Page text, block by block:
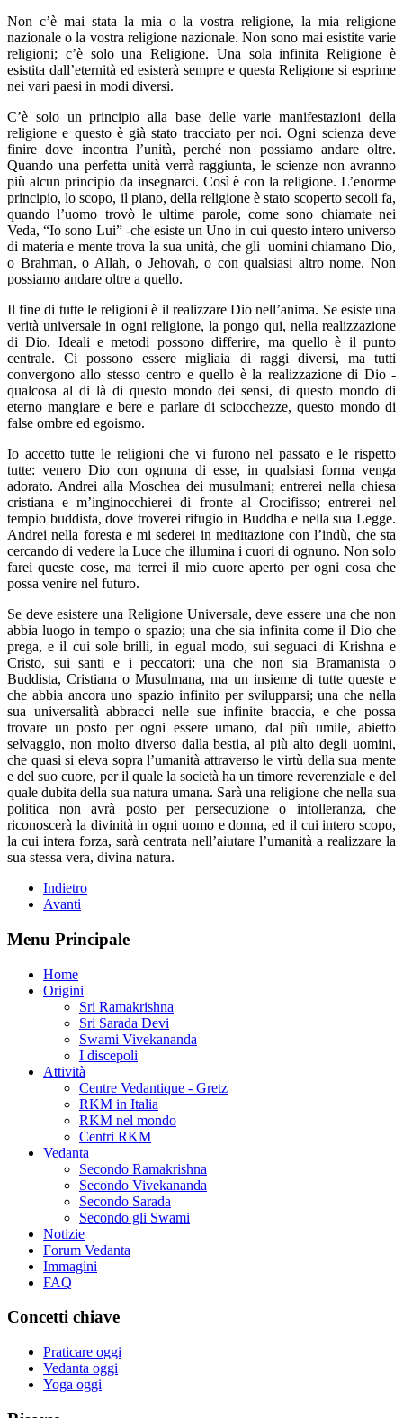
Non c’è mai stata la mia o la vostra religione, la mia religione
nazionale o la vostra religione nazionale. Non sono mai esistite varie
religioni; c’è solo una Religione. Una sola infinita Religione è
esistita dall’eternità ed esisterà sempre e questa Religione si esprime
nei vari paesi in modi diversi.
C’è solo un principio alla base delle varie manifestazioni della
religione e questo è già stato tracciato per noi. Ogni scienza deve
finire dove incontra l’unità, perché non possiamo andare oltre.
Quando una perfetta unità verrà raggiunta, le scienze non avranno
più alcun principio da insegnarci. Così è con la religione. L’enorme
principio, lo scopo, il piano, della religione è stato scoperto secoli fa,
quando l’uomo trovò le ultime parole, come sono chiamate nei
Veda, “Io sono Lui” -che esiste un Uno in cui questo intero universo
di materia e mente trova la sua unità, che gli uomini chiamano Dio,
o Brahman, o Allah, o Jehovah, o con qualsiasi altro nome. Non
possiamo andare oltre a quello.
Il fine di tutte le religioni è il realizzare Dio nell’anima. Se esiste una
verità universale in ogni religione, la pongo qui, nella realizzazione
di Dio. Ideali e metodi possono differire, ma quello è il punto
centrale. Ci possono essere migliaia di raggi diversi, ma tutti
convergono allo stesso centro e quello è la realizzazione di Dio -
qualcosa al di là di questo mondo dei sensi, di questo mondo di
eterno mangiare e bere e parlare di sciocchezze, questo mondo di
false ombre ed egoismo.
Io accetto tutte le religioni che vi furono nel passato e le rispetto
tutte: venero Dio con ognuna di esse, in qualsiasi forma venga
adorato. Andrei alla Moschea dei musulmani; entrerei nella chiesa
cristiana e m’inginocchierei di fronte al Crocifisso; entrerei nel
tempio buddista, dove troverei rifugio in Buddha e nella sua Legge.
Andrei nella foresta e mi sederei in meditazione con l’indù, che sta
cercando di vedere la Luce che illumina i cuori di ognuno. Non solo
farei queste cose, ma terrei il mio cuore aperto per ogni cosa che
possa venire nel futuro.
Se deve esistere una Religione Universale, deve essere una che non
abbia luogo in tempo o spazio; una che sia infinita come il Dio che
prega, e il cui sole brilli, in egual modo, sui seguaci di Krishna e
Cristo, sui santi e i peccatori; una che non sia Bramanista o
Buddista, Cristiana o Musulmana, ma un insieme di tutte queste e
che abbia ancora uno spazio infinito per svilupparsi; una che nella
sua universalità abbracci nelle sue infinite braccia, e che possa
trovare un posto per ogni essere umano, dal più umile, abietto
selvaggio, non molto diverso dalla bestia, al più alto degli uomini,
che quasi si eleva sopra l’umanità attraverso le virtù della sua mente
e del suo cuore, per il quale la società ha un timore reverenziale e del
quale dubita della sua natura umana. Sarà una religione che nella sua
politica non avrà posto per persecuzione o intolleranza, che
riconoscerà la divinità in ogni uomo e donna, ed il cui intero scopo,
la cui intera forza, sarà centrata nell’aiutare l’umanità a realizzare la
sua stessa vera, divina natura.
Indietro
Avanti
Menu Principale
Home
Origini
Sri Ramakrishna
Sri Sarada Devi
Swami Vivekananda
I discepoli
Attività
Centre Vedantique - Gretz
RKM in Italia
RKM nel mondo
Centri RKM
Vedanta
Secondo Ramakrishna
Secondo Vivekananda
Secondo Sarada
Secondo gli Swami
Notizie
Forum Vedanta
Immagini
FAQ
Concetti chiave
Praticare oggi
Vedanta oggi
Yoga oggi